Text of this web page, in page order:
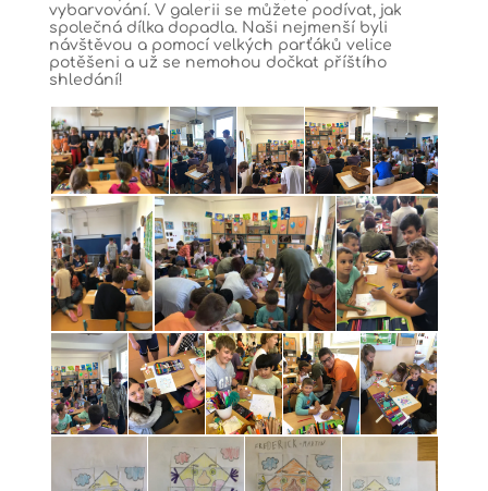
vybarvování. V galerii se můžete podívat, jak
společná dílka dopadla. Naši nejmenší byli
návštěvou a pomocí velkých parťáků velice
potěšeni a už se nemohou dočkat příštího
shledání!